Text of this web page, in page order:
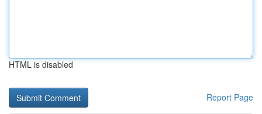
HTML is disabled
Report Page